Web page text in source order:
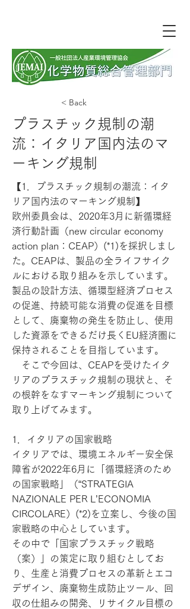
< Back
プラスチック規制の潮
流：イタリア国内法のマ
ーキング規制
【1．プラスチック規制の潮流：イタ
リア国内法のマーキング規制】
欧州委員会は、2020年3月に新循環経
済行動計画（new circular economy
action plan：CEAP）(*1)を採択しまし
た。CEAPは、製品の全ライフサイク
ルにおける取り組みを示しています。
製品の設計方法、循環型経済プロセス
の促進、持続可能な消費の促進を目標
として、廃棄物の発生を防止し、使用
した資源をできるだけ長くEU経済圏に
保持されることを目指しています。
そこで今回は、CEAPを受けたイタ
リアのプラスチック規制の現状と、そ
の根幹をなすマーキング規制について
取り上げてみます。
1．イタリアの国家戦略
イタリアでは、環境エネルギー安全保
障省が2022年6月に「循環経済のため
の国家戦略」（“STRATEGIA
NAZIONALE PER L’ECONOMIA
CIRCOLARE）(*2)を立案し、今後の国
家戦略の中心としています。
その中で「国家プラスチック戦略
（案）」の策定に取り組むとしてお
り、生産と消費プロセスの革新とエコ
デザイン、廃棄物生成防止ツール、回
収の仕組みの開発、リサイクル目標の